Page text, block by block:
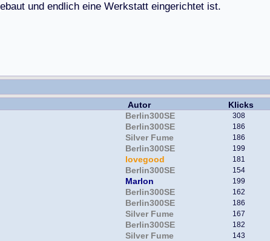
ebaut und endlich eine Werkstatt eingerichtet ist.
Autor Klicks
Berlin300SE 308
Berlin300SE 186
Silver Fume 186
Berlin300SE 199
lovegood 181
Berlin300SE 154
Marlon 199
Berlin300SE 162
Berlin300SE 186
Silver Fume 167
Berlin300SE 182
Silver Fume 143